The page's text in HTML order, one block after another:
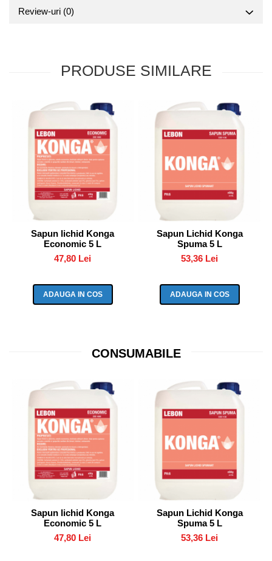
Review-uri (0)
PRODUSE SIMILARE
Sapun lichid Konga
Economic 5 L
47,80 Lei
ADAUGA IN COS
Sapun Lichid Konga
Spuma 5 L
53,36 Lei
ADAUGA IN COS
CONSUMABILE
Sapun lichid Konga
Economic 5 L
47,80 Lei
Sapun Lichid Konga
Spuma 5 L
53,36 Lei